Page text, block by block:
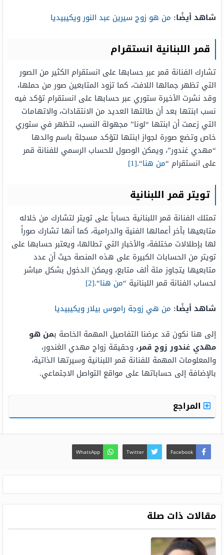
شاهد أيضًا: من هو زوج سيرين عبد النور ويكيبيديا
قمر اللبنانية انستقرام
تشارك الفنانة قمر عبر حسابها على انستقرام الكثير من الصور
التي تظهر جمالها اللافت، كما تزود المتابعين صور من حملها،
وقد نشرت الأخيرة ستوري عبر حسابها على انستقرام تؤكد فيه
نسب ابنتها بعد أن طالتها العديد من الانتقادات، والاتهامات
التي زعمت أن ابنتها “لونا” مجهولة النسب، لتظهر في ستوري
خاص وتضع صورة لجواز ابنتها لتؤكد مسجلة باسم والدها
“مهدي غندور”، ويمكن الوصول للحساب الرسمي للفنانة قمر
على انستقرام “من هنا“.
[1]
تويتر قمر اللبنانية
تمتلك الفنانة قمر اللبنانية حساباً على تويتر لتشارك من خلاله
متابعيها بآخر أعمالها الفنية والدرامية، كما أنها تشارك صوراً
لها بإطلالات مختلفة، والأخبار التي تطالها، ويعتبر حسابها على
تويتر من الحسابات الكبيرة على هذه المنصة حيث أن عدد
متابعيها يتجاوز مئة ألف متابع، ويمكن الدخول بشكل مباشر
لحساب الفنانة قمر اللبنانية “من هنا“.
[2]
شاهد أيضًا: من هي زوجة راموس بيلار ويكيبيديا
إلى هنا نكون قد عرضنا التفاصيل المهمة الخاصة بمن هو
مهدي غندور زوج قمر، وحقيقة زواج مهدي الغندور،
والمعلومات المهمة للفنانة قمر اللبنانية وسيرتها الذاتية،
بالإضافة إلى حساباتها على مواقع التواصل الاجتماعي.
المراجع
Facebook
Twitter
WhatsApp
مقالات ذات صلة